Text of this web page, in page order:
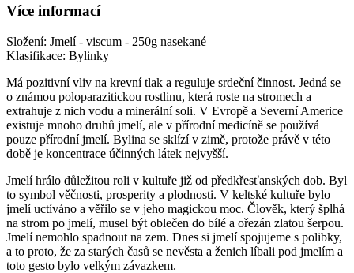
Více informací
Složení: Jmelí - viscum - 250g nasekané
Klasifikace: Bylinky
Má pozitivní vliv na krevní tlak a reguluje srdeční činnost. Jedná se
o známou poloparazitickou rostlinu, která roste na stromech a
extrahuje z nich vodu a minerální soli. V Evropě a Severní Americe
existuje mnoho druhů jmelí, ale v přírodní medicíně se používá
pouze přírodní jmelí. Bylina se sklízí v zimě, protože právě v této
době je koncentrace účinných látek nejvyšší.
Jmelí hrálo důležitou roli v kultuře již od předkřesťanských dob. Byl
to symbol věčnosti, prosperity a plodnosti. V keltské kultuře bylo
jmelí uctíváno a věřilo se v jeho magickou moc. Člověk, který šplhá
na strom po jmelí, musel být oblečen do bílé a ořezán zlatou šerpou.
Jmelí nemohlo spadnout na zem. Dnes si jmelí spojujeme s polibky,
a to proto, že za starých časů se nevěsta a ženich líbali pod jmelím a
toto gesto bylo velkým závazkem.